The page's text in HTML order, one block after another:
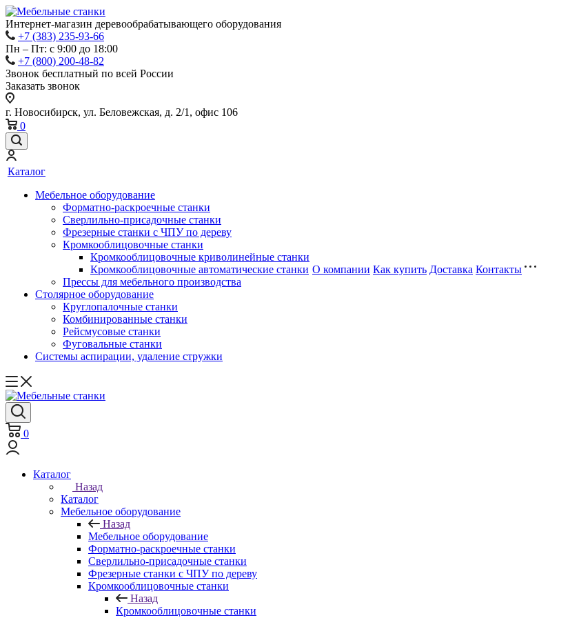
Интернет-магазин деревообрабатывающего оборудования
+7 (383) 235-93-66
Пн – Пт: с 9:00 до 18:00
+7 (800) 200-48-82
Звонок бесплатный по всей России
Заказать звонок
г. Новосибирск, ул. Беловежская, д. 2/1, офис 106
0
Каталог
Мебельное оборудование
Форматно-раскроечные станки
Сверлильно-присадочные станки
Фрезерные станки с ЧПУ по дереву
Кромкооблицовочные станки
Кромкооблицовочные криволинейные станки
Кромкооблицовочные автоматические станки
Прессы для мебельного производства
Столярное оборудование
Круглопалочные станки
Комбинированные станки
Рейсмусовые станки
Фуговальные станки
Системы аспирации, удаление стружки
О компании Как купить Доставка Контакты
0
Каталог
Назад
Каталог
Мебельное оборудование
Назад
Мебельное оборудование
Форматно-раскроечные станки
Сверлильно-присадочные станки
Фрезерные станки с ЧПУ по дереву
Кромкооблицовочные станки
Назад
Кромкооблицовочные станки